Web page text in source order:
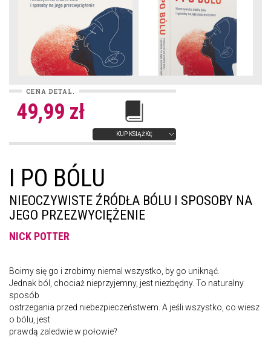
CENA DETAL.
49,99 zł
KUP KSIĄŻKĘ
I PO BÓLU
NIEOCZYWISTE ŹRÓDŁA BÓLU I SPOSOBY NA
JEGO PRZEZWYCIĘŻENIE
NICK POTTER
Boimy się go i zrobimy niemal wszystko, by go uniknąć.
Jednak ból, chociaż nieprzyjemny, jest niezbędny. To naturalny
sposób
ostrzegania przed niebezpieczeństwem. A jeśli wszystko, co wiesz
o bólu, jest
prawdą zaledwie w połowie?